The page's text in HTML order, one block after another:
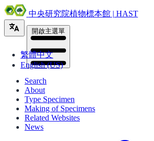
中央研究院植物標本館 | HAST
繁體中文
English (US)
開啟主選單
Search
About
Type Specimen
Making of Specimens
Related Websites
News